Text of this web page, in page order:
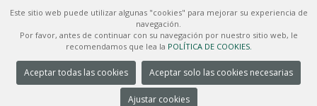
Este sitio web puede utilizar algunas "cookies" para mejorar su experiencia de
navegación.
Por favor, antes de continuar con su navegación por nuestro sitio web, le
recomendamos que lea la POLÍTICA DE COOKIES.
Aceptar todas las cookies Aceptar solo las cookies necesarias
Ajustar cookies